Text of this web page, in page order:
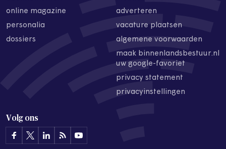
online magazine
personalia
dossiers
adverteren
vacature plaatsen
algemene voorwaarden
maak binnenlandsbestuur.nl
uw google-favoriet
privacy statement
privacyinstellingen
Volg ons